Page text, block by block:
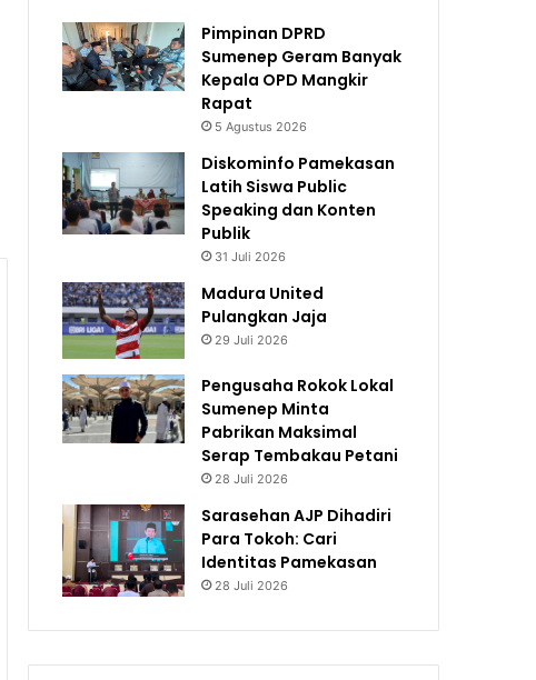
Pimpinan DPRD
Sumenep Geram Banyak
Kepala OPD Mangkir
Rapat
5 Agustus 2026
Diskominfo Pamekasan
Latih Siswa Public
Speaking dan Konten
Publik
31 Juli 2026
Madura United
Pulangkan Jaja
29 Juli 2026
Pengusaha Rokok Lokal
Sumenep Minta
Pabrikan Maksimal
Serap Tembakau Petani
28 Juli 2026
Sarasehan AJP Dihadiri
Para Tokoh: Cari
Identitas Pamekasan
28 Juli 2026